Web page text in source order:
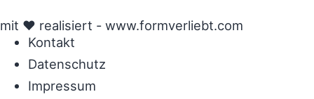
mit ♥ realisiert - www.formverliebt.com
Kontakt
Datenschutz
Impressum